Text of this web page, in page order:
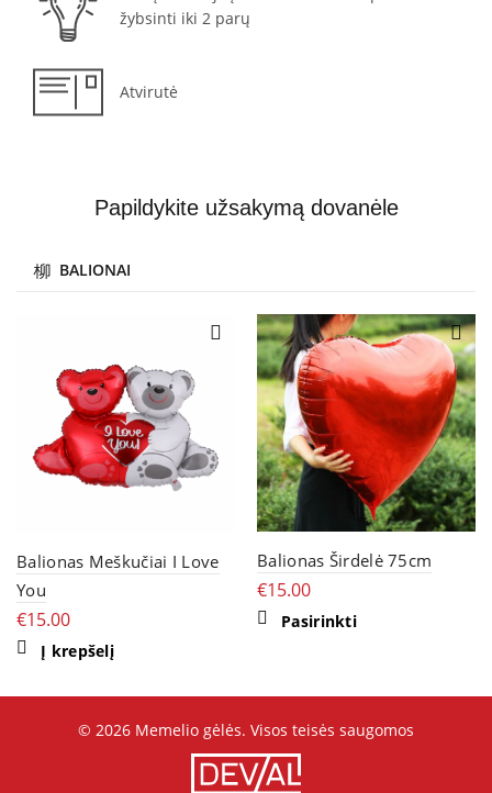
žybsinti iki 2 parų
Atvirutė
Papildykite užsakymą dovanėle
BALIONAI
Balionas Meškučiai I Love
You
€15.00
Į krepšelį
Balionas Širdelė 75cm
€15.00
PasirinktiThis
options
may
© 2026 Memelio gėlės. Visos teisės saugomos